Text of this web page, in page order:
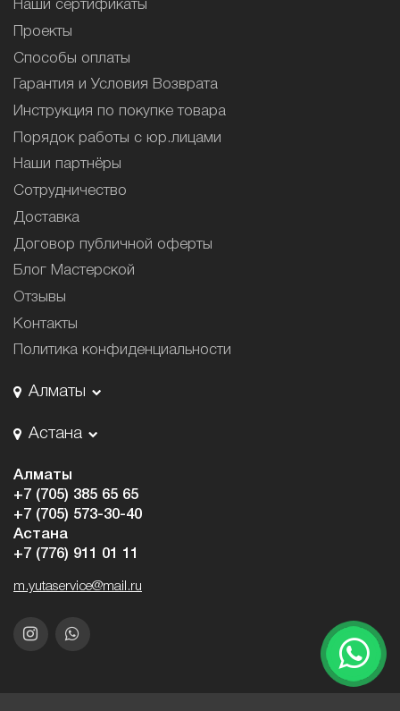
Наши сертификаты
Проекты
Способы оплаты
Гарантия и Условия Возврата
Инструкция по покупке товара
Порядок работы с юр.лицами
Наши партнёры
Сотрудничество
Доставка
Договор публичной оферты
Блог Мастерской
Отзывы
Контакты
Политика конфиденциальности
Алматы
Астана
Алматы
+7 (705) 385 65 65
+7 (705) 573-30-40
Астана
+7 (776) 911 01 11
m.yutaservice@mail.ru